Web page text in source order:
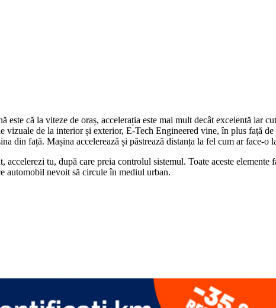
că la viteze de oraș, accelerația este mai mult decât excelentă iar
de la interior și exterior, E-Tech Engineered vine, în plus față
din față. Mașina accelerează și păstrează distanța la fel cum ar face-o
tu, după care preia controlul sistemul. Toate aceste elemente
automobil nevoit să circule în mediul urban.